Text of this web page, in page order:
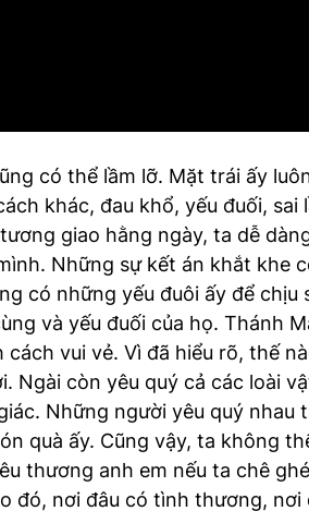
có thể lầm lỡ. Mặt trái ấy
khác, đau khổ, yếu đuối, sai
giao hằng ngày, ta dễ
Những sự kết án khắt khe
có những yếu đuôi ấy để chịu
và yếu đuối của họ. Thánh
vui vẻ. Vì đã hiểu rõ, thế
còn yêu quý cả các loài
Những người yêu quý nhau
quà ấy. Cũng vậy, ta không
thương anh em nếu ta chê
đó, nơi đâu có tình thương,